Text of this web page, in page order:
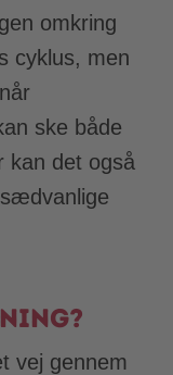
omkring
cyklus, men
ske både
kan det også
vej gennem